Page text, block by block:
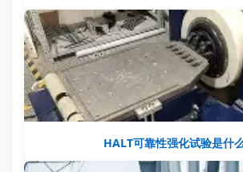
HALT可靠性强化试验是什